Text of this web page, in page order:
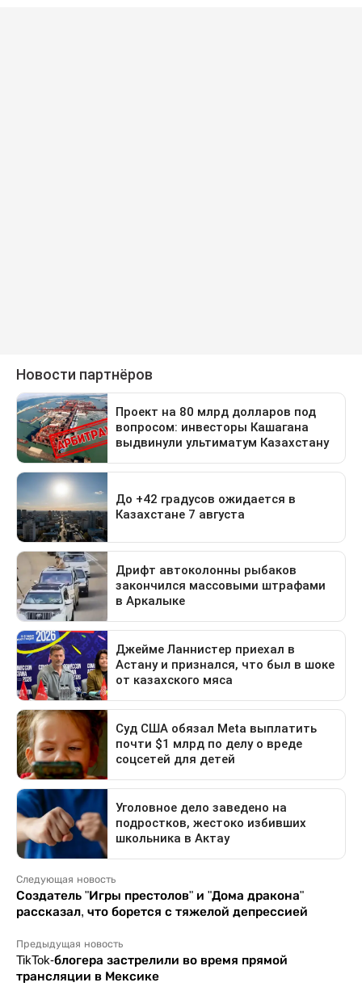
Следующая новость
Создатель "Игры престолов" и "Дома дракона"
рассказал, что борется с тяжелой депрессией
Предыдущая новость
TikTok-блогера застрелили во время прямой
трансляции в Мексике